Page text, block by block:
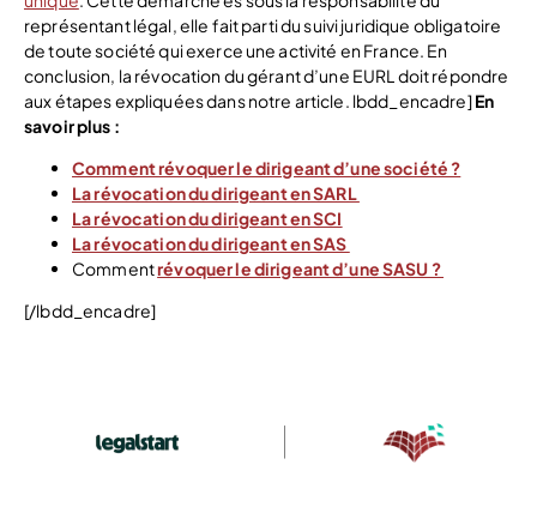
représentant légal, elle fait parti du suivi juridique obligatoire
de toute société qui exerce une activité en France. En
conclusion, la révocation du gérant d’une EURL doit répondre
aux étapes expliquées dans notre article. lbdd_encadre]En
savoir plus :
Comment révoquer le dirigeant d’une société ?
La révocation du dirigeant en SARL
La révocation du dirigeant en SCI
La révocation du dirigeant en SAS
Commentrévoquer le dirigeant d’une SASU ?
[/lbdd_encadre]